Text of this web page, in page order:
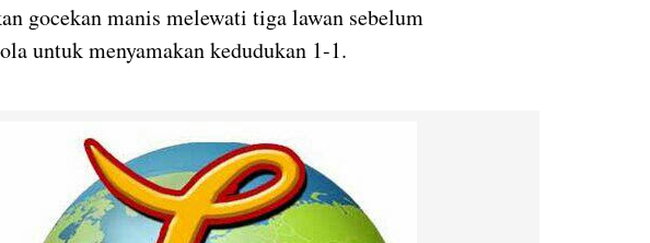
gocekan manis melewati tiga lawan sebelum
untuk menyamakan kedudukan 1-1.